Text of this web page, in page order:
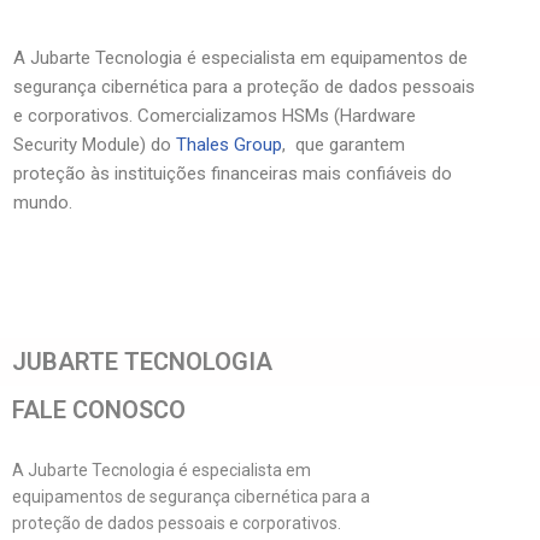
A Jubarte Tecnologia é especialista em equipamentos de
segurança cibernética para a proteção de dados pessoais
e corporativos. Comercializamos HSMs (Hardware
Security Module) do Thales Group, que garantem
proteção às instituições financeiras mais confiáveis do
mundo.
JUBARTE TECNOLOGIA
FALE CONOSCO
A Jubarte Tecnologia é especialista em
equipamentos de segurança cibernética para a
proteção de dados pessoais e corporativos.